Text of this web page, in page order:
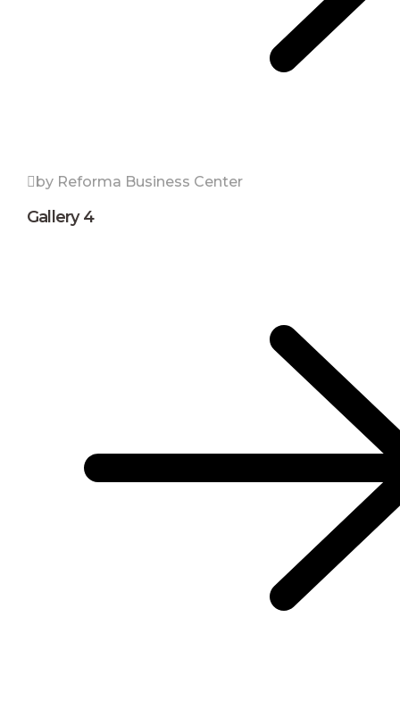
by Reforma Business Center
Gallery 4